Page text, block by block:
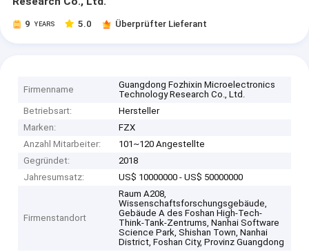
9 YEARS 5.0 Überprüfter Lieferant
Firmenname
Guangdong Fozhixin Microelectronics
Technology Research Co., Ltd.
Betriebsart:
Hersteller
Marken:
FZX
Anzahl Mitarbeiter:
101~120 Angestellte
Gegründet:
2018
Jahresumsatz:
US$ 10000000 - US$ 50000000
Firmenstandort
Raum A208,
Wissenschaftsforschungsgebäude,
Gebäude A des Foshan High-Tech-
Think-Tank-Zentrums, Nanhai Software
Science Park, Shishan Town, Nanhai
District, Foshan City, Provinz Guangdong